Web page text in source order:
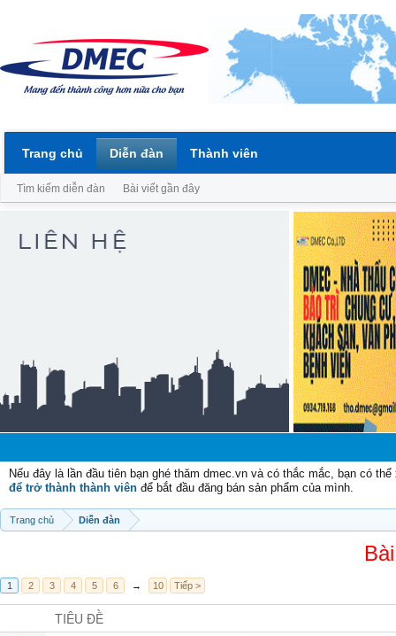
Nếu đây là lần đầu tiên bạn ghé thăm dmec.vn và có thắc mắc, bạn có
để trở thành thành viên để bắt đầu đăng bán sản phẩm của mình.
Trang chủ Diễn đàn
1 2 3 4 5 6 → 10 Tiếp >
TIÊU ĐỀ
Trang chủ Diễn đàn
Tìm kiếm diễn đàn Bài viết gần đây
Thành viên